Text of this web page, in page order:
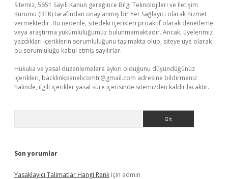
Sitemiz, 5651 Sayılı Kanun gereğince Bilgi Teknolojileri ve İletişim
Kurumu (BTK) tarafından onaylanmış bir Yer Sağlayıcı olarak hizmet
vermektedir. Bu nedenle, sitedeki içerikleri proaktif olarak denetleme
veya araştırma yükümlülüğümüz bulunmamaktadır. Ancak, üyelerimiz
yazdıkları içeriklerin sorumluluğunu taşımakta olup, siteye üye olarak
bu sorumluluğu kabul etmiş sayılırlar.
Hukuka ve yasal düzenlemelere aykırı olduğunu düşündüğünüz
içerikleri, backlinkpanelicomtr@gmail.com adresine bildirmeniz
halinde, ilgili içerikler yasal süre içerisinde sitemizden kaldırılacaktır.
Son yorumlar
Yasaklayıcı Talimatlar Hangi Renk için admin